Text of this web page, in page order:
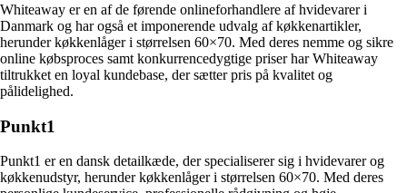
Whiteaway er en af de førende onlineforhandlere af hvidevarer i
Danmark og har også et imponerende udvalg af køkkenartikler,
herunder køkkenlåger i størrelsen 60×70. Med deres nemme og sikre
online købsproces samt konkurrencedygtige priser har Whiteaway
tiltrukket en loyal kundebase, der sætter pris på kvalitet og
pålidelighed.
Punkt1
Punkt1 er en dansk detailkæde, der specialiserer sig i hvidevarer og
køkkenudstyr, herunder køkkenlåger i størrelsen 60×70. Med deres